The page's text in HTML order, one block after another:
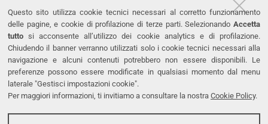
Questo sito utilizza cookie tecnici necessari al corretto funzionamento
delle pagine, e cookie di profilazione di terze parti. Selezionando Accetta
tutto si acconsente all’utilizzo dei cookie analytics e di profilazione.
Chiudendo il banner verranno utilizzati solo i cookie tecnici necessari alla
navigazione e alcuni contenuti potrebbero non essere disponibili. Le
preferenze possono essere modificate in qualsiasi momento dal menu
laterale "Gestisci impostazioni cookie".
Per maggiori informazioni, ti invitiamo a consultare la nostra Cookie Policy.
Tel. +39 0532 293111
Fax. +39 0532 293031
PEC
LINKS